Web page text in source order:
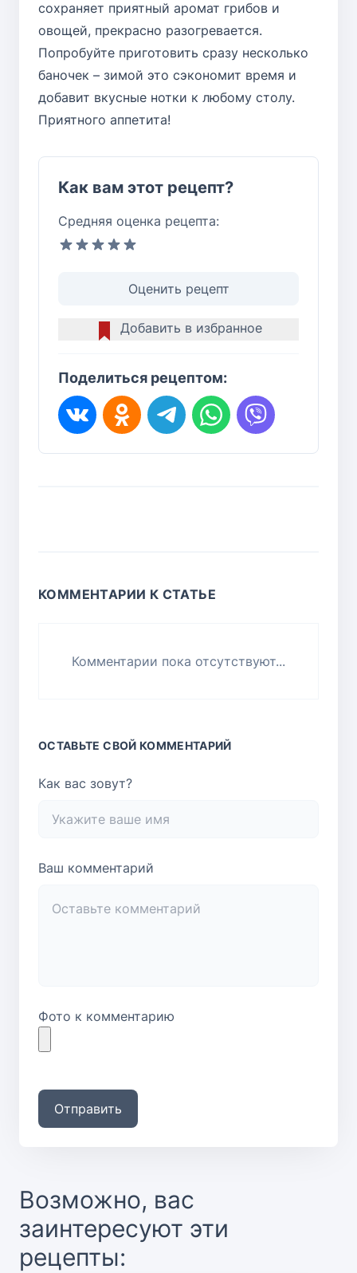
сохраняет приятный аромат грибов и
овощей, прекрасно разогревается.
Попробуйте приготовить сразу несколько
баночек – зимой это сэкономит время и
добавит вкусные нотки к любому столу.
Приятного аппетита!
Как вам этот рецепт?
Средняя оценка рецепта:
Оценить рецепт
Добавить в избранное
Поделиться рецептом:
КОММЕНТАРИИ К СТАТЬЕ
Комментарии пока отсутствуют...
ОСТАВЬТЕ СВОЙ КОММЕНТАРИЙ
Как вас зовут?
Ваш комментарий
Фото к комментарию
Отправить
Возможно, вас
заинтересуют эти
рецепты: